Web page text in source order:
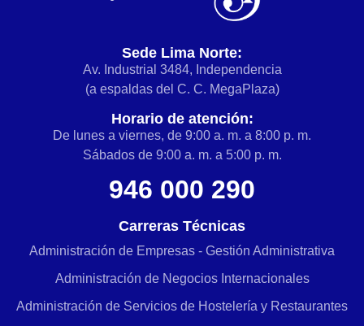
Sede Lima Norte:
Av. Industrial 3484, Independencia
(a espaldas del C. C. MegaPlaza)
Horario de atención:
De lunes a viernes, de 9:00 a. m. a 8:00 p. m.
Sábados de 9:00 a. m. a 5:00 p. m.
946 000 290
Carreras Técnicas
Administración de Empresas - Gestión Administrativa
Administración de Negocios Internacionales
Administración de Servicios de Hostelería y Restaurantes